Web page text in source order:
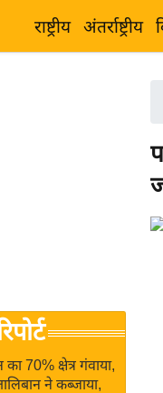
राष्ट्रीय अंतर्राष्ट्रीय
का 70% क्षेत्र गंवाया,
ने कब्जाया,